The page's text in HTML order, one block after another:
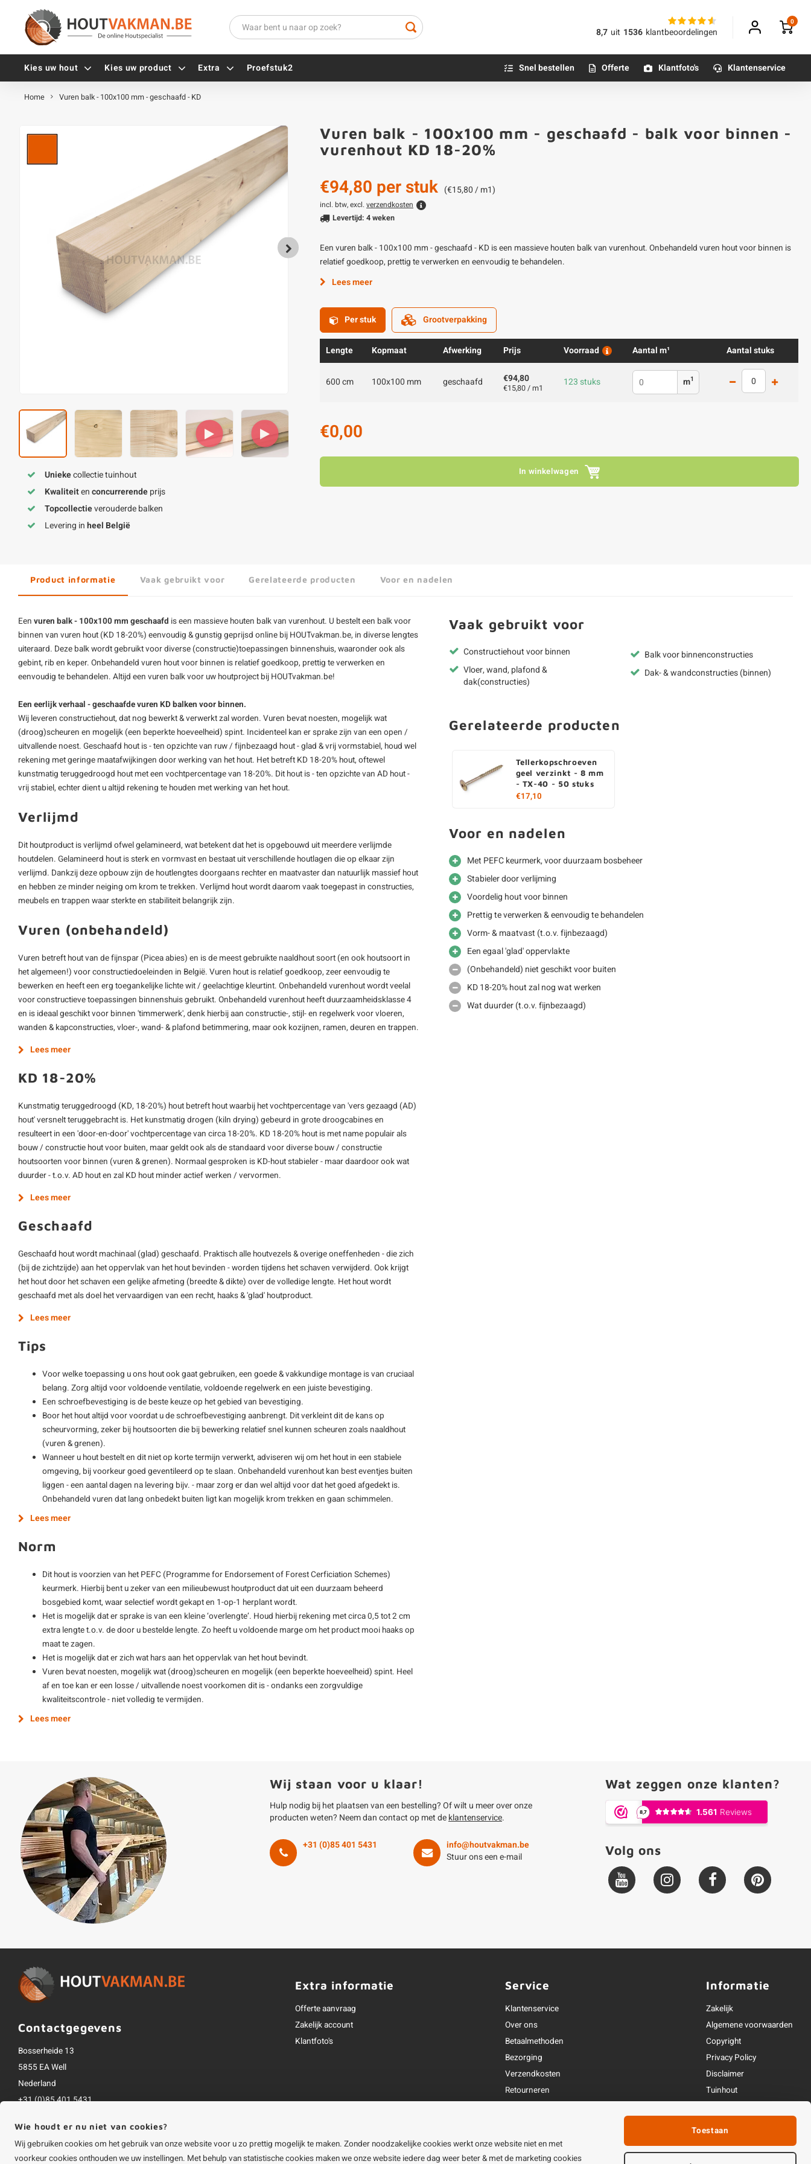
8,7 uit 1536 klantbeoordelingen
0
Kies uw hout Kies uw product Extra
Tellerkopschroeven
Zwarte schroeven
Alle vijzen
Hoekankers
Terrasdragers
B-fix
PuraFix
Verbindingsstukken
Houten pennen
Blauwsteen sokkels
Olie - voor buiten
Impregneer
Olie en lak - voor binnen
Betonmortels
Proefstuk2 Snel bestellen Offerte Klantfoto's Klantenservice
Home Vuren balk - 100x100 mm - geschaafd - KD
Uniekecollectie tuinhout
Kwaliteitenconcurrerendeprijs
Topcollectieverouderde balken
Levering inheel België
Vuren balk - 100x100 mm - geschaafd - balk voor binnen -
vurenhout KD 18-20%
€94,80 per stuk (€15,80 / m1)
incl. btw, excl. verzendkosten
Levertijd: 4 weken
Een vuren balk - 100x100 mm - geschaafd - KD is een massieve houten balk van vurenhout. Onbehandeld vuren hout voor binnen is
relatief goedkoop, prettig te verwerken en eenvoudig te behandelen.
Lees meer
Per stuk Grootverpakking
Lengte Kopmaat Afwerking Prijs Voorraad Aantal m¹ Aantal stuks
600 cm 100x100 mm geschaafd €94,80
€15,80 / m1 123 stuks m1
€0,00
In winkelwagen
Product informatie Vaak gebruikt voor Gerelateerde producten Voor en nadelen
Een vuren balk - 100x100 mm geschaafd is een massieve houten balk van vurenhout. U bestelt een balk voor
binnen van vuren hout (KD 18-20%) eenvoudig & gunstig geprijsd online bij HOUTvakman.be, in diverse lengtes
uiteraard. Deze balk wordt gebruikt voor diverse (constructie)toepassingen binnenshuis, waaronder ook als
gebint, rib en keper. Onbehandeld vuren hout voor binnen is relatief goedkoop, prettig te verwerken en
eenvoudig te behandelen. Altijd een vuren balkvoor uw houtproject bij HOUTvakman.be!
Een eerlijk verhaal - geschaafde vuren KD balken voor binnen.
Wij leveren constructiehout, dat nog bewerkt & verwerkt zal worden. Vuren bevat noesten, mogelijk wat
(droog)scheuren en mogelijk (een beperkte hoeveelheid) spint. Incidenteel kan er sprake zijn van een open /
uitvallende noest. Geschaafd hout is - ten opzichte van ruw / fijnbezaagd hout - glad & vrij vormstabiel, houd wel
rekening met geringe maatafwijkingen door werking van het hout. Het betreft KD 18-20% hout, oftewel
kunstmatig teruggedroogd hout met een vochtpercentage van 18-20%. Dit hout is - ten opzichte van AD hout -
vrij stabiel, echter dient u altijd rekening te houden met werking van het hout.
Verlijmd
Dit houtproduct is verlijmd ofwel gelamineerd, wat betekent dat het is opgebouwd uit meerdere verlijmde
houtdelen. Gelamineerd hout is sterk en vormvast en bestaat uit verschillende houtlagen die op elkaar zijn
verlijmd. Dankzij deze opbouw zijn de houtlengtes doorgaans rechter en maatvaster dan natuurlijk massief hout
en hebben ze minder neiging om krom te trekken. Verlijmd hout wordt daarom vaak toegepast in constructies,
meubels en trappen waar sterkte en stabiliteit belangrijk zijn.
Vuren (onbehandeld)
Vuren betreft hout van de fijnspar (Picea abies) en is de meest gebruikte naaldhout soort (en ook houtsoort in
het algemeen!) voor constructiedoeleinden in België. Vuren hout is relatief goedkoop, zeer eenvoudig te
bewerken en heeft een erg toegankelijke lichte wit / geelachtige kleurtint. Onbehandeld vurenhout wordt veelal
voor constructieve toepassingen binnenshuis gebruikt. Onbehandeld vurenhout heeft duurzaamheidsklasse 4
en is ideaal geschikt voor binnen 'timmerwerk', denk hierbij aan constructie-, stijl- en regelwerk voor vloeren,
wanden & kapconstructies, vloer-, wand- & plafond betimmering, maar ook kozijnen, ramen, deuren en trappen.
Lees meer
KD 18-20%
Kunstmatig teruggedroogd (KD, 18-20%) hout betreft hout waarbij het vochtpercentage van 'vers gezaagd (AD)
hout' versnelt teruggebracht is. Het kunstmatig drogen (kiln drying) gebeurd in grote droogcabines en
resulteert in een 'door-en-door' vochtpercentage van circa 18-20%. KD 18-20% hout is met name populair als
bouw / constructie hout voor buiten, maar geldt ook als de standaard voor diverse bouw / constructie
houtsoorten voor binnen (vuren & grenen). Normaal gesproken is KD-hout stabieler - maar daardoor ook wat
duurder - t.o.v. AD hout en zal KD hout minder actief werken / vervormen.
Lees meer
Geschaafd
Geschaafd hout wordt machinaal (glad) geschaafd. Praktisch alle houtvezels & overige oneffenheden - die zich
(bij de zichtzijde) aan het oppervlak van het hout bevinden - worden tijdens het schaven verwijderd. Ook krijgt
het hout door het schaven een gelijke afmeting (breedte & dikte) over de volledige lengte. Het hout wordt
geschaafd met als doel het vervaardigen van een recht, haaks & 'glad' houtproduct.
Lees meer
Tips
Voor welke toepassing u ons hout ook gaat gebruiken, een goede & vakkundige montage is van cruciaal
belang. Zorg altijd voor voldoende ventilatie, voldoende regelwerk en een juiste bevestiging.
Een schroefbevestiging is de beste keuze op het gebied van bevestiging.
Boor het hout altijd voor voordat u de schroefbevestiging aanbrengt. Dit verkleint dit de kans op
scheurvorming, zeker bij houtsoorten die bij bewerking relatief snel kunnen scheuren zoals naaldhout
(vuren & grenen).
Wanneer u hout bestelt en dit niet op korte termijn verwerkt, adviseren wij om het hout in een stabiele
omgeving, bij voorkeur goed geventileerd op te slaan. Onbehandeld vurenhout kan best eventjes buiten
liggen - een aantal dagen na levering bijv. - maar zorg er dan wel altijd voor dat het goed afgedekt is.
Onbehandeld vuren dat lang onbedekt buiten ligt kan mogelijk krom trekken en gaan schimmelen.
Lees meer
Norm
Dit hout is voorzien van het PEFC (Programme for Endorsement of Forest Cerficiation Schemes)
keurmerk. Hierbij bent u zeker van een milieubewust houtproduct dat uit een duurzaam beheerd
bosgebied komt, waar selectief wordt gekapt en 1-op-1 herplant wordt.
Het is mogelijk dat er sprake is van een kleine ‘overlengte’. Houd hierbij rekening met circa 0,5 tot 2 cm
extra lengte t.o.v. de door u bestelde lengte. Zo heeft u voldoende marge om het product mooi haaks op
maat te zagen.
Het is mogelijk dat er zich wat hars aan het oppervlak van het hout bevindt.
Vuren bevat noesten, mogelijk wat (droog)scheuren en mogelijk (een beperkte hoeveelheid) spint. Heel
af en toe kan er een losse / uitvallende noest voorkomen dit is - ondanks een zorgvuldige
kwaliteitscontrole - niet volledig te vermijden.
Lees meer
Vaak gebruikt voor
Constructiehout voor binnen
Vloer, wand, plafond &
dak(constructies)
Balk voor binnenconstructies
Dak- & wandconstructies (binnen)
Gerelateerde producten
Tellerkopschroeven
geel verzinkt - 8 mm
- TX-40 - 50 stuks
€17,10
Voor en nadelen
Met PEFC keurmerk, voor duurzaam bosbeheer
Stabieler door verlijming
Voordelig hout voor binnen
Prettig te verwerken & eenvoudig te behandelen
Vorm- & maatvast (t.o.v. fijnbezaagd)
Een egaal 'glad' oppervlakte
(Onbehandeld) niet geschikt voor buiten
KD 18-20% hout zal nog wat werken
Wat duurder (t.o.v. fijnbezaagd)
Wij staan voor u klaar!
Hulp nodig bij het plaatsen van een bestelling? Of wilt u meer over onze
producten weten? Neem dan contact op met deklantenservice.
+31 (0)85 401 5431
info@houtvakman.be
Stuur ons een e-mail
Wat zeggen onze klanten?
Volg ons
Contactgegevens
Bosserheide 13
5855 EA Well
Nederland
+31 (0)85 401 5431
Alle bedragen zijn incl. btw
Extra informatie
Offerte aanvraag
Zakelijk account
Klantfoto's
Service
Klantenservice
Over ons
Betaalmethoden
Bezorging
Verzendkosten
Retourneren
Openingstijden & contact
Informatie
Zakelijk
Algemene voorwaarden
Copyright
Privacy Policy
Disclaimer
Tuinhout
Wie houdt er nu niet van cookies?
Wij gebruiken cookies om het gebruik van onze website voor u zo prettig mogelijk te maken. Zonder noodzakelijke cookies werkt onze website niet en met
voorkeur cookies onthouden we uw instellingen. Met behulp van statistische cookies maken we onze website iedere dag weer beter & met de marketing cookies
Toestaan